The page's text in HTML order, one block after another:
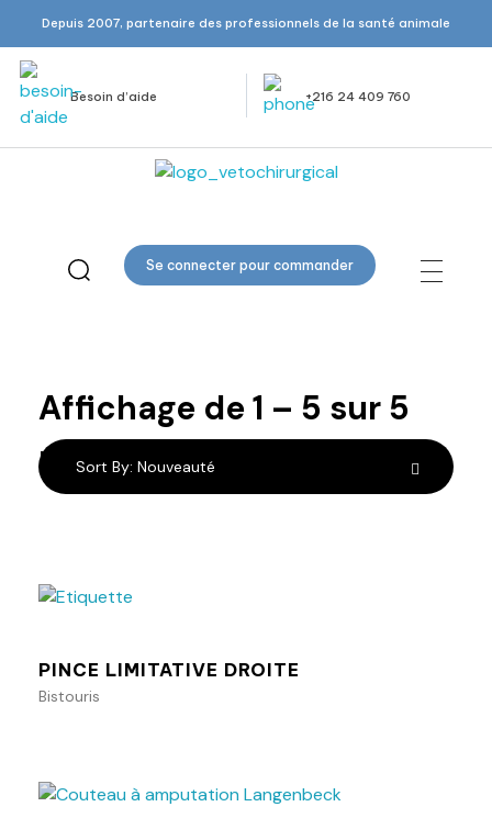
Depuis 2007, partenaire des professionnels de la santé animale
Besoin d’aide +216 24 409 760
Veto Chirurgical
Se connecter pour commander
Affichage de 1 – 5 sur 5
résultats
Sort By: Nouveauté
PINCE LIMITATIVE DROITE
Bistouris